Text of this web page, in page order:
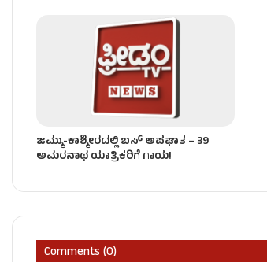
ಜಮ್ಮು-ಕಾಶ್ಮೀರದಲ್ಲಿ ಬಸ್ ಅಪಘಾತ – 39
ಅಮರನಾಥ ಯಾತ್ರಿಕರಿಗೆ ಗಾಯ!
Comments (0)